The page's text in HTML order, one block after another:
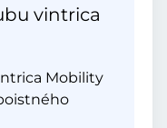
vintrica
Mobility